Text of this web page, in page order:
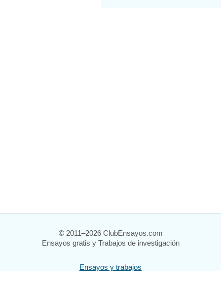
© 2011–2026 ClubEnsayos.com
Ensayos gratis y Trabajos de investigación
Ensayos y trabajos